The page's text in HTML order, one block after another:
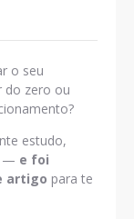
o seu
do zero ou
estudo,
— e foi
artigo para te